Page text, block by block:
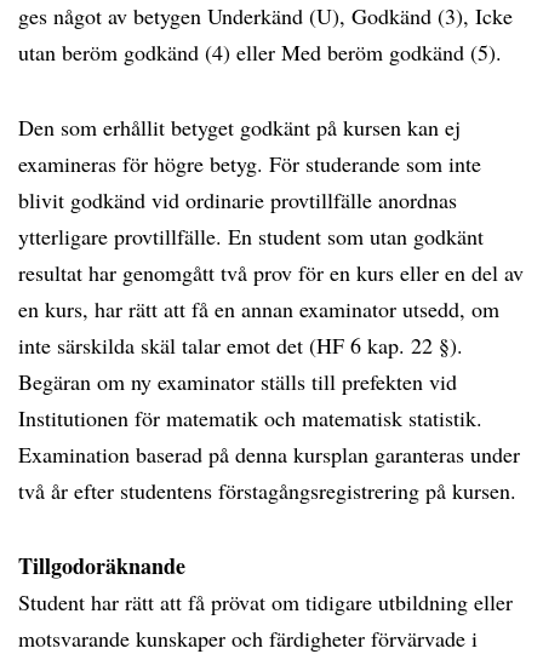
ges något av betygen Underkänd (U), Godkänd (3), Icke
utan beröm godkänd (4) eller Med beröm godkänd (5).
Den som erhållit betyget godkänt på kursen kan ej
examineras för högre betyg. För studerande som inte
blivit godkänd vid ordinarie provtillfälle anordnas
ytterligare provtillfälle. En student som utan godkänt
resultat har genomgått två prov för en kurs eller en del av
en kurs, har rätt att få en annan examinator utsedd, om
inte särskilda skäl talar emot det (HF 6 kap. 22 §).
Begäran om ny examinator ställs till prefekten vid
Institutionen för matematik och matematisk statistik.
Examination baserad på denna kursplan garanteras under
två år efter studentens förstagångsregistrering på kursen.
Tillgodoräknande
Student har rätt att få prövat om tidigare utbildning eller
motsvarande kunskaper och färdigheter förvärvade i